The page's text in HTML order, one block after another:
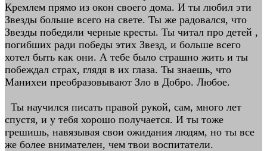
Кремлем прямо из окон своего дома. И ты любил эти
Звезды больше всего на свете. Ты же радовался, что
Звезды победили черные кресты. Ты читал про детей ,
погибших ради победы этих Звезд, и больше всего
хотел быть как они. А тебе было страшно жить и ты
побеждал страх, глядя в их глаза. Ты знаешь, что
Манихеи преобразовывают Зло в Добро. Любое.
Ты научился писать правой рукой, сам, много лет
спустя, и у тебя хорошо получается. И ты тоже
грешишь, навязывая свои ожидания людям, но ты все
же более внимателен, чем твои воспитатели.